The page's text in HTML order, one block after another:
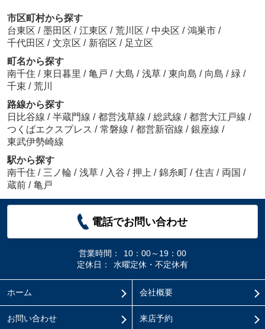
市区町村から探す
台東区 / 墨田区 / 江東区 / 荒川区 / 中央区 / 鴻巣市 /
千代田区 / 文京区 / 新宿区 / 足立区
町名から探す
南千住 / 東日暮里 / 亀戸 / 大島 / 浅草 / 東向島 / 向島 / 緑 /
千束 / 荒川
路線から探す
日比谷線 / 半蔵門線 / 都営浅草線 / 総武線 / 都営大江戸線 /
つくばエクスプレス / 常磐線 / 都営新宿線 / 銀座線 /
東武伊勢崎線
駅から探す
南千住 / 三ノ輪 / 浅草 / 入谷 / 押上 / 錦糸町 / 住吉 / 両国 /
蔵前 / 亀戸
電話でお問い合わせ
営業時間：
10：00～19：00
定休日：
水曜定休・不定休有
ホーム 会社概要
お問い合わせ 来店予約